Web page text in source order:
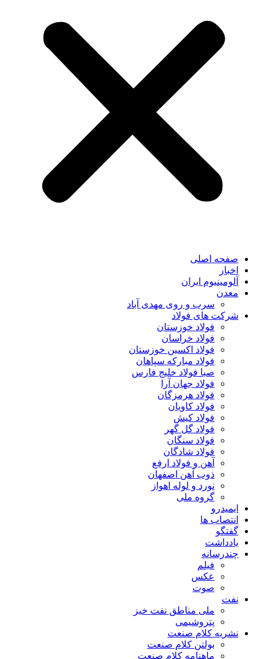
صفحه اصلی
اخبار
آلومینیوم ایران
معدن
سرب و روی مهدی آباد
شرکت های فولاد
فولاد خوزستان
فولاد خراسان
فولاد اکسین خوزستان
فولاد مبارکه سپاهان
صبا فولاد خلیج فارس
فولاد جهان آرا
فولاد هرمزگان
فولاد کاویان
فولاد کیش
فولاد گل گهر
فولاد سنگان
فولاد شادگان
آهن و فولاد ارفع
ذوب آهن اصفهان
نورد و لوله اهواز
گروه ملی
ایمیدرو
انتصاب ها
گفتگو
یادداشت
چندرسانه
فیلم
عکس
صوت
نفت
ملی مناطق نفت خیز
پتروشیمی
نشریه کلام صنعت
بولتن کلام صنعت
ماهنامه کلام صنعت